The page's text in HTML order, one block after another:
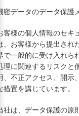
密データのデータ保護
客様の個人情報のセキ
、お客様から提出され
で一般的に受け入れら
理に関連するリスクと
、不正アクセス、開示
措置を講じています。
社は、データ保護の原